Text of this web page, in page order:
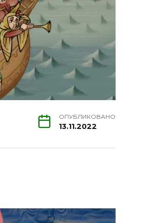
ОПУБЛИКОВАНО
13.11.2022